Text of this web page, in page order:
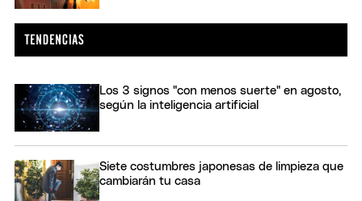
Los 3 signos "con menos suerte" en agosto,
según la inteligencia artificial
Siete costumbres japonesas de limpieza que
cambiarán tu casa